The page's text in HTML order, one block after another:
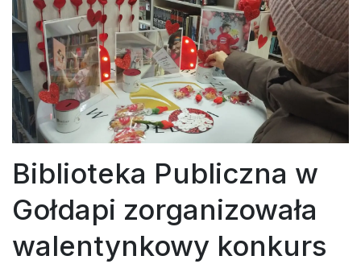
Biblioteka Publiczna w
Gołdapi zorganizowała
walentynkowy konkurs